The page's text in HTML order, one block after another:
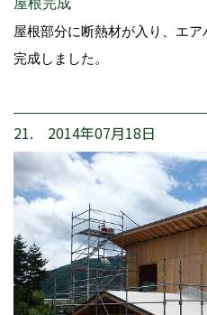
屋根完成
屋根部分に断熱材が入り、エ
完成しました。
21. 2014年07月18日